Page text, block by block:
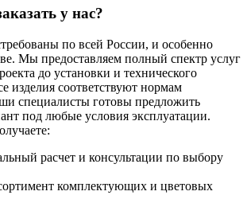
у нас?
по всей России, и особенно
Мы предоставляем полный спектр услуг
до установки и технического
изделия соответствуют нормам
специалисты готовы предложить
под любые условия эксплуатации.
расчет и консультации по выбору
комплектующих и цветовых